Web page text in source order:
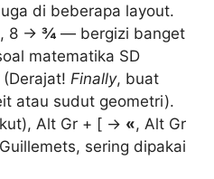
di beberapa layout.
, 8 → ¾ — bergizi banget
matematika SD
(Derajat! Finally, buat
atau sudut geometri).
Alt Gr + [ → «, Alt Gr
sering dipakai